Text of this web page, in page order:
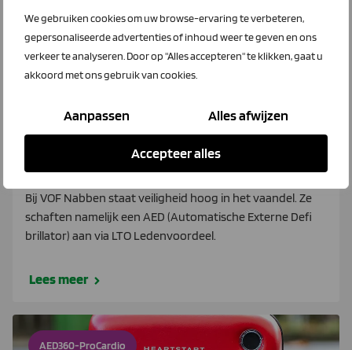
We gebruiken cookies om uw browse-ervaring te verbeteren,
gepersonaliseerde advertenties of inhoud weer te geven en ons
verkeer te analyseren. Door op "Alles accepteren" te klikken, gaat u
akkoord met ons gebruik van cookies.
Aanpassen Alles afwijzen
Accepteer alles
27 augustus 2024
AED levensreddend hulpmiddel voor
Bij VOF Nabben staat veiligheid hoog in het vaandel. Ze
schaften namelijk een AED (Automatische Externe Defi
brillator) aan via LTO Ledenvoordeel.
Lees meer
AED360-ProCardio